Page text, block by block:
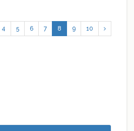
4 5 6 7 8 9 10